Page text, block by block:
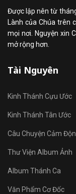
Được lập nên từ
Lành của Chúa trên
mọi nơi. Nguyện xin
mở rộng hơn.
Tài Nguyên
Kinh Thánh Cựu Ước
Kinh Thánh Tân Ước
Câu Chuyện Cảm
Thư Viện Album Ảnh
Album Thánh Ca
Văn Phẩm Cơ Đốc